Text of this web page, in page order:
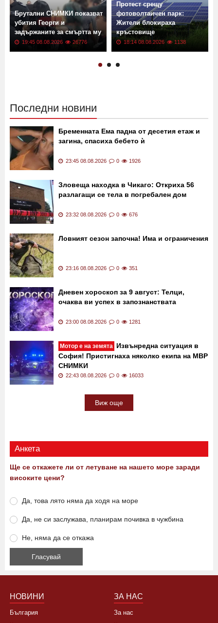
Брутални СНИМКИ показват
убития Георги и
задържаните за смъртта му
19:45 08.08.2026 26776
Протест срещу
фотоволтаичен парк:
Жители блокираха
кръстовище
18:14 08.08.2026 1138
Последни новини
Бременната Ема падна от десетия етаж и
загина, спасиха бебето ѝ
23:45 08.08.2026 0 1926
Зловеща находка в Чикаго: Откриха 56
разлагащи се тела в погребален дом
23:32 08.08.2026 0 676
Ловният сезон започна! Има и ограничения
23:16 08.08.2026 0 351
Дневен хороскоп за 9 август: Телци,
очаква ви успех в запознанствата
23:00 08.08.2026 0 1281
Мотор е на земята Извънредна ситуация в
София! Пристигнаха няколко екипа на МВР
СНИМКИ
22:43 08.08.2026 0 16033
Виж още
Анкета
Ще се откажете ли от летуване на нашето море заради
високите цени?
Да, това лято няма да ходя на море
Да, не си заслужава, планирам почивка в чужбина
Не, няма да се откажа
НОВИНИ
България
ЗА НАС
За нас